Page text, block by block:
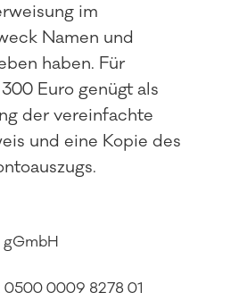
im
Namen und
haben. Für
Euro genügt als
der vereinfachte
und eine Kopie des
gGmbH
0009 8278 01